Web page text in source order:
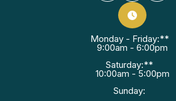
Monday - Friday:**
9:00am - 6:00pm
Saturday:**
10:00am - 5:00pm
Sunday: